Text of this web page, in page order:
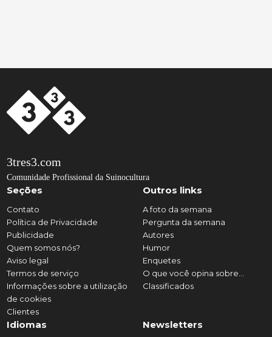
3tres3.com
Comunidade Profissional da Suinocultura
Seções
Contato
Política de Privacidade
Publicidade
Quem somos nós?
Aviso legal
Termos de serviço
Informações sobre a utilização
de cookies
Clientes
Outros links
A foto da semana
Pergunta da semana
Autores
Humor
Enquetes
O que você opina sobre...
Classificados
Idiomas Newsletters